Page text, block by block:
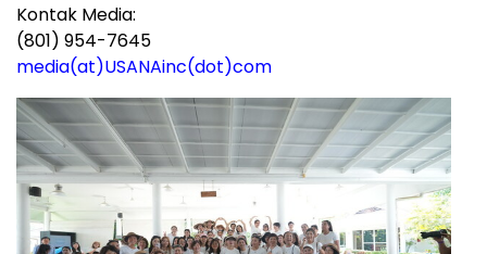
Kontak Media:
(801) 954-7645
media(at)USANAinc(dot)com